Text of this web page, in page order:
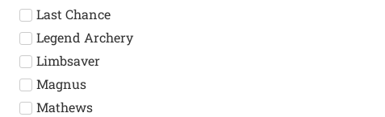
Last Chance
Legend Archery
Limbsaver
Magnus
Mathews